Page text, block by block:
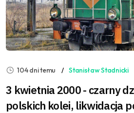
104 dni temu Stanisław Stadnicki
3 kwietnia 2000 - czarny
polskich kolei, likwidacja